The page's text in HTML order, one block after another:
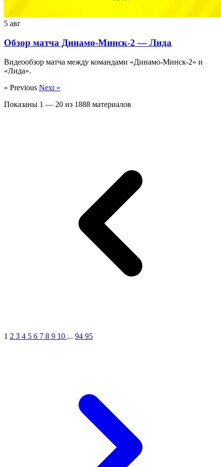
5 авг
Обзор матча Динамо-Минск-2 — Лида
Видеообзор матча между командами «Динамо-Минск-2» и
«Лида».
« Previous Next »
Показаны 1 — 20 из 1888 материалов
1 2 3 4 5 6 7 8 9 10 ... 94 95